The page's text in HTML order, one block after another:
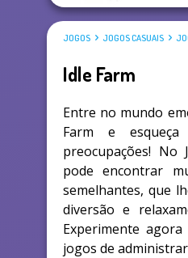
JOGOS JOGOS CASUAIS
Idle Farm
Entre no mundo
Farm e
preocupações! No
pode encontrar
semelhantes, que
diversão e
Experimente
jogos de